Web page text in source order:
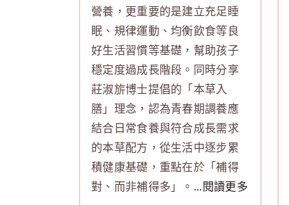
營養，更重要的是建立充足睡
眠、規律運動、均衡飲食等良
好生活習慣等基礎，幫助孩子
穩定度過成長階段。同時分享
莊淑旂博士提倡的「本草入
膳」理念，認為青春期調養應
結合日常食養與符合成長需求
的本草配方，從生活中逐步累
積健康基礎，重點在於「補得
對、而非補得多」。 ...閱讀更多